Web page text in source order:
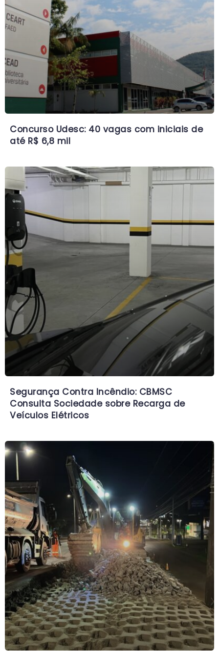
Concurso Udesc: 40 vagas com iniciais de
até R$ 6,8 mil
Segurança Contra Incêndio: CBMSC
Consulta Sociedade sobre Recarga de
Veículos Elétricos